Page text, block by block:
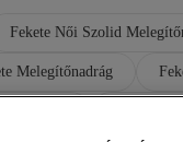
Fekete Női Szolid
Melegítőnadrág